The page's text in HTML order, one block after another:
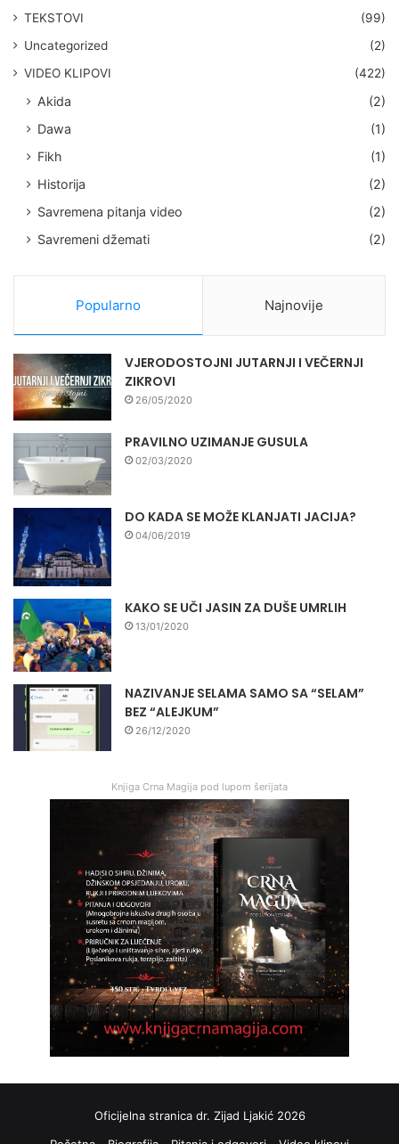
TEKSTOVI
(99)
Uncategorized
(2)
VIDEO KLIPOVI
(422)
Akida
(2)
Dawa
(1)
Fikh
(1)
Historija
(2)
Savremena pitanja video
(2)
Savremeni džemati
(2)
Popularno Najnovije
VJERODOSTOJNI JUTARNJI I VEČERNJI
ZIKROVI
26/05/2020
PRAVILNO UZIMANJE GUSULA
02/03/2020
DO KADA SE MOŽE KLANJATI JACIJA?
04/06/2019
KAKO SE UČI JASIN ZA DUŠE UMRLIH
13/01/2020
NAZIVANJE SELAMA SAMO SA “SELAM”
BEZ “ALEJKUM”
26/12/2020
Knjiga Crna Magija pod lupom šerijata
Oficijelna stranica dr. Zijad Ljakić 2026